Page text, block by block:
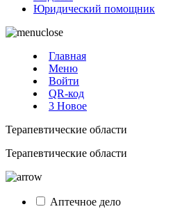
Юридический помощник
Главная
Меню
Войти
QR-код
3 Новое
Терапевтические области
Терапевтические области
Аптечное дело